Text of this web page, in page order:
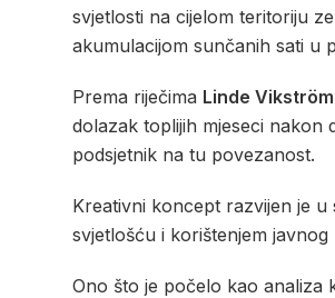
svjetlosti na cijelom teritoriju
akumulacijom sunčanih sati u
Prema riječima Linde Vikström
dolazak toplijih mjeseci nakon
podsjetnik na tu povezanost.
Kreativni koncept razvijen je u
svjetlošću i korištenjem
Ono što je počelo kao analiza